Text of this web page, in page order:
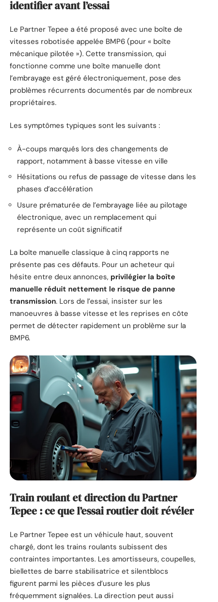
identifier avant l’essai
Le Partner Tepee a été proposé avec une boîte de
vitesses robotisée appelée BMP6 (pour « boîte
mécanique pilotée »). Cette transmission, qui
fonctionne comme une boîte manuelle dont
l’embrayage est géré électroniquement, pose des
problèmes récurrents documentés par de nombreux
propriétaires.
Les symptômes typiques sont les suivants :
À-coups marqués lors des changements de
rapport, notamment à basse vitesse en ville
Hésitations ou refus de passage de vitesse dans les
phases d’accélération
Usure prématurée de l’embrayage liée au pilotage
électronique, avec un remplacement qui
représente un coût significatif
La boîte manuelle classique à cinq rapports ne
présente pas ces défauts. Pour un acheteur qui
hésite entre deux annonces, privilégier la boîte
manuelle réduit nettement le risque de panne
transmission. Lors de l’essai, insister sur les
manoeuvres à basse vitesse et les reprises en côte
permet de détecter rapidement un problème sur la
BMP6.
Train roulant et direction du Partner
Tepee : ce que l’essai routier doit révéler
Le Partner Tepee est un véhicule haut, souvent
chargé, dont les trains roulants subissent des
contraintes importantes. Les amortisseurs, coupelles,
biellettes de barre stabilisatrice et silentblocs
figurent parmi les pièces d’usure les plus
fréquemment signalées. La direction peut aussi